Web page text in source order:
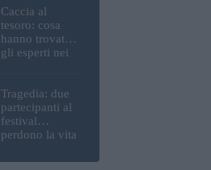
strategica della
MOL: i prezzi
del carburante
aumenteranno
Caccia al
tesoro: cosa
hanno trovato
gli esperti nei
tedesca
recuperata dal
Danubio a
Budapest –
Tragedia: due
partecipanti al
festival
perdono la vita
Festival in